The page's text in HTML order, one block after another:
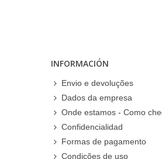
INFORMACIÓN
Envio e devoluções
Dados da empresa
Onde estamos - Como
Confidencialidad
Formas de pagamento
Condições de uso